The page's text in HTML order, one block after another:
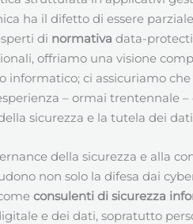
ha il difetto di essere
di normativa data-
offriamo una visione
ci assicuriamo che
– ormai trentennale
sicurezza e la tutela dei
della sicurezza e alla
non solo la difesa dai
consulenti di sicurezza
e dei dati, sopratutto